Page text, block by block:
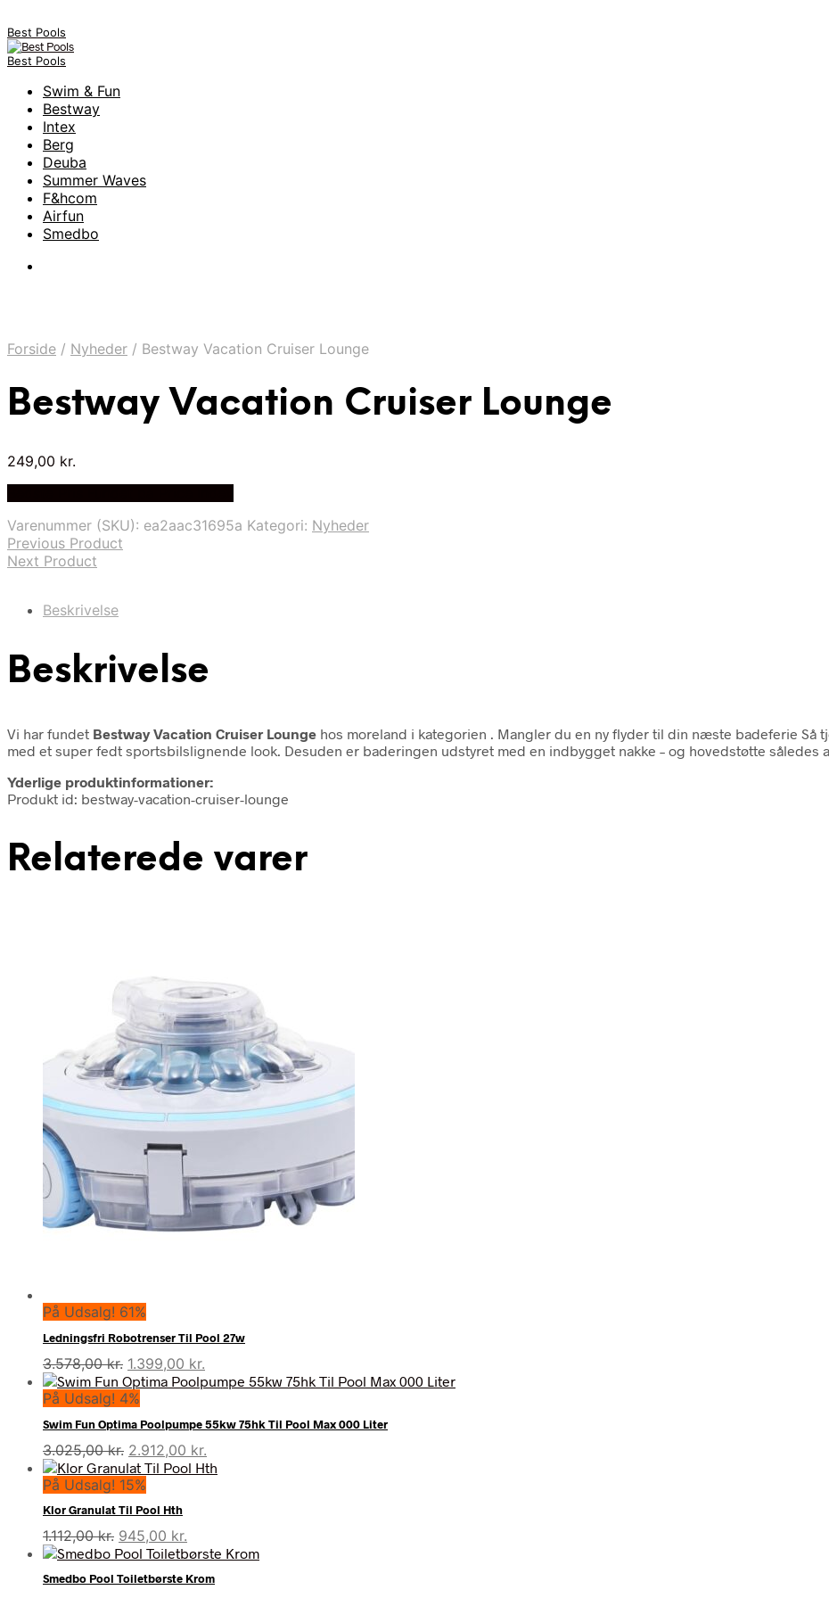
Best Pools
Best Pools
Swim & Fun
Bestway
Intex
Berg
Deuba
Summer Waves
F&hcom
Airfun
Smedbo
Forside / Nyheder / Bestway Vacation Cruiser Lounge
Bestway Vacation Cruiser Lounge
249,00 kr.
Varenummer (SKU): ea2aac31695a Kategori: Nyheder
Previous Product
Next Product
Beskrivelse
Beskrivelse
Vi har fundet Bestway Vacation Cruiser Lounge hos moreland i kategorien
. Mangler du en ny flyder til din næste badeferie
med et super fedt sportsbilslignende look. Desuden er baderingen udstyret med en indbygget nakke – og hovedstøtte således
Yderlige produktinformationer:
Produkt id: bestway-vacation-cruiser-lounge
Relaterede varer
På Udsalg! 61%
Ledningsfri Robotrenser Til Pool 27w
3.578,00kr. Den
oprindelige
pris
var:
3.578,00 kr..
1.399,00 kr.
aktuelle
er:
1.399,00 kr..
På Udsalg! 4%
Swim Fun Optima Poolpumpe 55kw 75hk Til Pool Max 000 Liter
3.025,00kr. Den
oprindelige
pris
var:
3.025,00 kr..
2.912,00 kr.
aktuelle
På Udsalg! 15%
Klor Granulat Til Pool Hth
1.112,00kr. Den
oprindelige
pris
var:
945,00 kr.
aktuelle
pris
er:
Smedbo Pool Toiletbørste Krom